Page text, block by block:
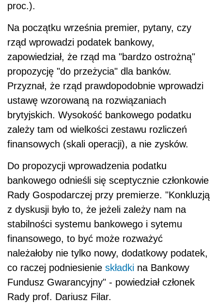
proc.).
Na początku września premier, pytany, czy
rząd wprowadzi podatek bankowy,
zapowiedział, że rząd ma "bardzo ostrożną"
propozycję "do przeżycia" dla banków.
Przyznał, że rząd prawdopodobnie wprowadzi
ustawę wzorowaną na rozwiązaniach
brytyjskich. Wysokość bankowego podatku
zależy tam od wielkości zestawu rozliczeń
finansowych (skali operacji), a nie zysków.
Do propozycji wprowadzenia podatku
bankowego odnieśli się sceptycznie członkowie
Rady Gospodarczej przy premierze. "Konkluzją
z dyskusji było to, że jeżeli zależy nam na
stabilności systemu bankowego i sytemu
finansowego, to być może rozważyć
należałoby nie tylko nowy, dodatkowy podatek,
co raczej podniesienie składki na Bankowy
Fundusz Gwarancyjny" - powiedział członek
Rady prof. Dariusz Filar.